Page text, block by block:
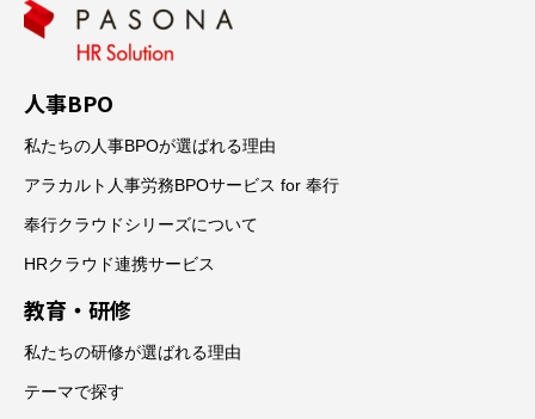
人事BPO
私たちの人事BPOが選ばれる理由
アラカルト人事労務BPOサービス for 奉行
奉行クラウドシリーズについて
HRクラウド連携サービス
教育・研修
私たちの研修が選ばれる理由
テーマで探す